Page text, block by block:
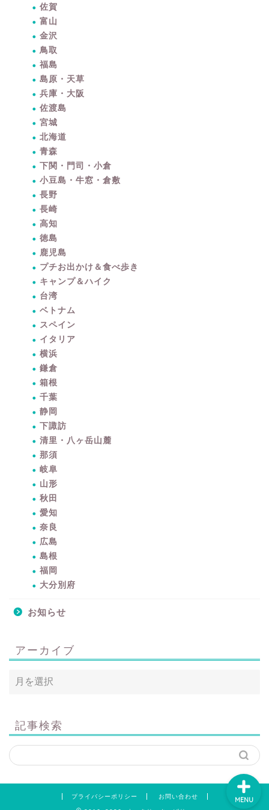
佐賀
富山
金沢
鳥取
福島
島原・天草
兵庫・大阪
佐渡島
宮城
北海道
青森
下関・門司・小倉
小豆島・牛窓・倉敷
長野
長崎
高知
徳島
鹿児島
プチお出かけ＆食べ歩き
キャンプ＆ハイク
台湾
ベトナム
スペイン
イタリア
横浜
鎌倉
箱根
千葉
静岡
下諏訪
清里・八ヶ岳山麓
那須
岐阜
山形
秋田
愛知
奈良
広島
島根
福岡
大分別府
お知らせ
アーカイブ
記事検索
プライバシーポリシー お問い合わせ MENU
ール集」を見る